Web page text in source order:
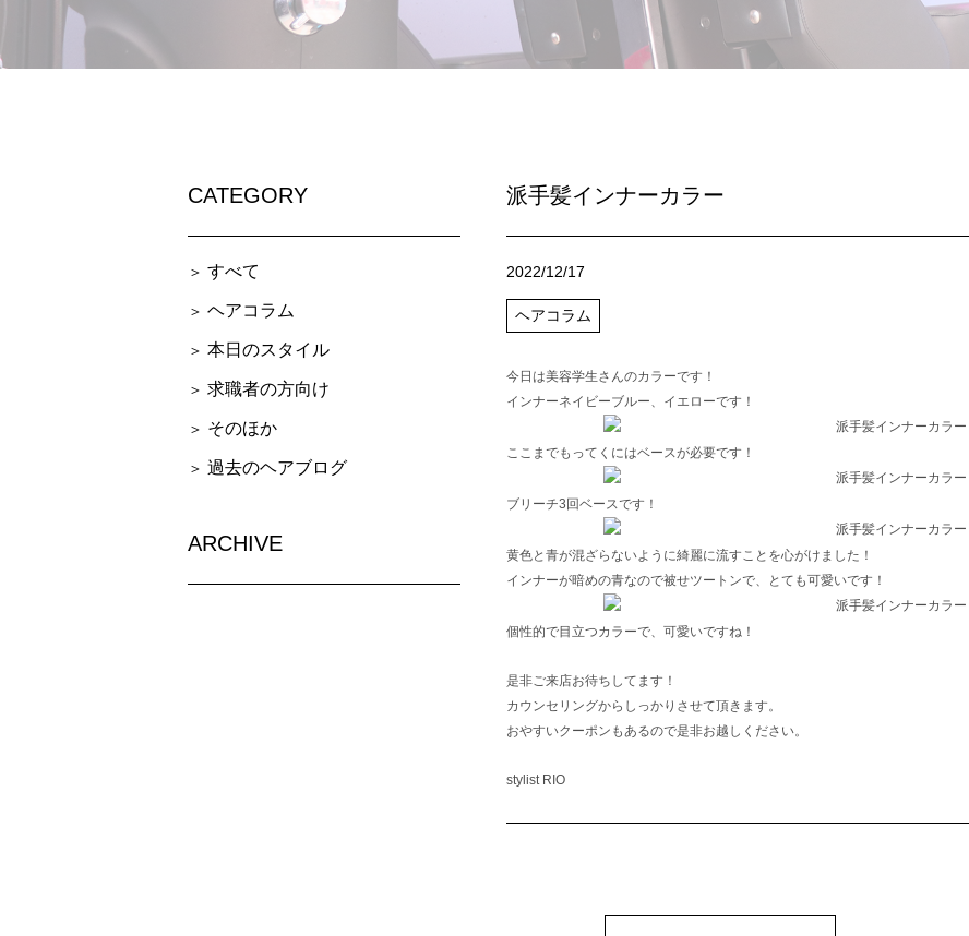
派手髪インナーカラー
2022/12/17
ヘアコラム
今日は美容学生さんのカラーです！
インナーネイビーブルー、イエローです！
ここまでもってくにはベースが必要です！
ブリーチ3回ベースです！
黄色と青が混ざらないように綺麗に流すことを心がけました！
インナーが暗めの青なので被せツートンで、とても可愛いです！
個性的で目立つカラーで、可愛いですね！
是非ご来店お待ちしてます！
カウンセリングからしっかりさせて頂きます。
おやすいクーポンもあるので是非お越しください。
stylist RIO
CATEGORY
すべて
ヘアコラム
本日のスタイル
求職者の方向け
そのほか
過去のヘアブログ
ARCHIVE